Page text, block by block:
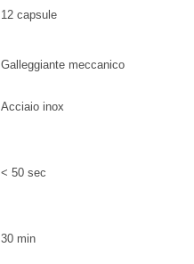
12 capsule
Galleggiante meccanico
Acciaio inox
< 50 sec
30 min